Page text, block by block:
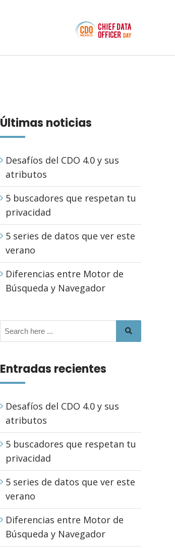
Últimas noticias
Desafíos del CDO 4.0 y sus
atributos
5 buscadores que respetan tu
privacidad
5 series de datos que ver este
verano
Diferencias entre Motor de
Búsqueda y Navegador
Entradas recientes
Desafíos del CDO 4.0 y sus
atributos
5 buscadores que respetan tu
privacidad
5 series de datos que ver este
verano
Diferencias entre Motor de
Búsqueda y Navegador